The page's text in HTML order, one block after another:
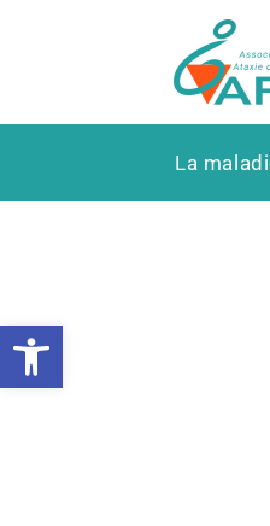
Ouvrir la barre
La